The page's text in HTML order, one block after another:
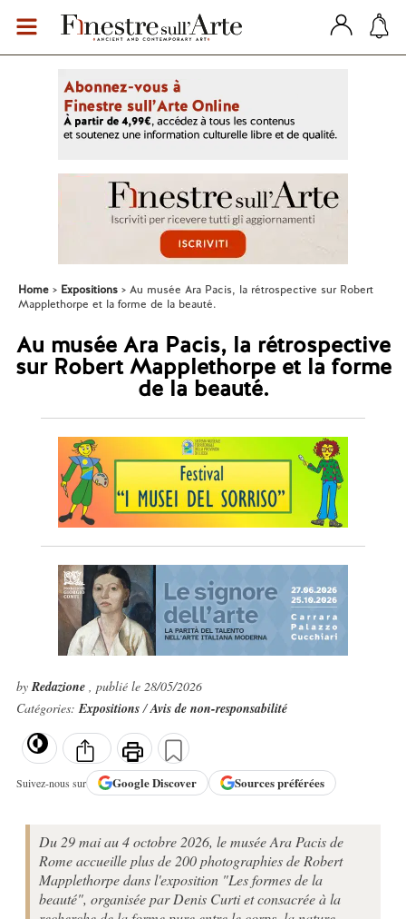
Home Expositions
Au musée Ara Pacis, la rétrospective sur Robert
Mapplethorpe et la forme de la beauté.
Au musée Ara Pacis, la rétrospective
sur Robert Mapplethorpe et la forme
de la beauté.
byRedazione , publié le 28/05/2026
Catégories:Expositions/Avis de non-responsabilité
Suivez-nous sur GoogleDiscover Sources préférées
Du 29 mai au 4 octobre 2026, le musée Ara Pacis de
Rome accueille plus de 200 photographies de Robert
Mapplethorpe dans l'exposition "Les formes de la
beauté", organisée par Denis Curti et consacrée à la